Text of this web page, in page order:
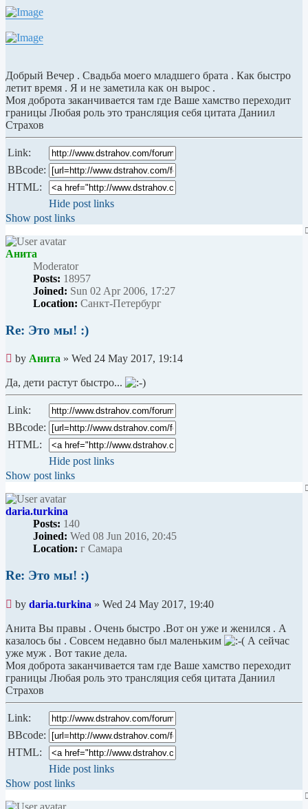
Добрый Вечер . Свадьба моего младшего брата . Как быстро
летит время . Я и не заметила как он вырос .
Моя доброта заканчивается там где Ваше хамство переходит
границы Любая роль это трансляция себя цитата Даниил
Страхов
Link:
BBcode:
HTML:
Hide post links
Show post links
Анита
Мoderator
Posts: 18957
Joined: Sun 02 Apr 2006, 17:27
Location: Санкт-Петербург
Re: Это мы! :)
Unread
post
by Анита » Wed 24 May 2017, 19:14
Да, дети растут быстро...
Link:
BBcode:
HTML:
Hide post links
Show post links
daria.turkina
Posts: 140
Joined: Wed 08 Jun 2016, 20:45
Location: г Самара
Re: Это мы! :)
Unread
post
by daria.turkina » Wed 24 May 2017, 19:40
Анита Вы правы . Очень быстро .Вот он уже и женился . А
казалось бы . Совсем недавно был маленьким
А сейчас
уже муж . Вот такие дела.
Моя доброта заканчивается там где Ваше хамство переходит
границы Любая роль это трансляция себя цитата Даниил
Страхов
Link:
BBcode:
HTML:
Hide post links
Show post links